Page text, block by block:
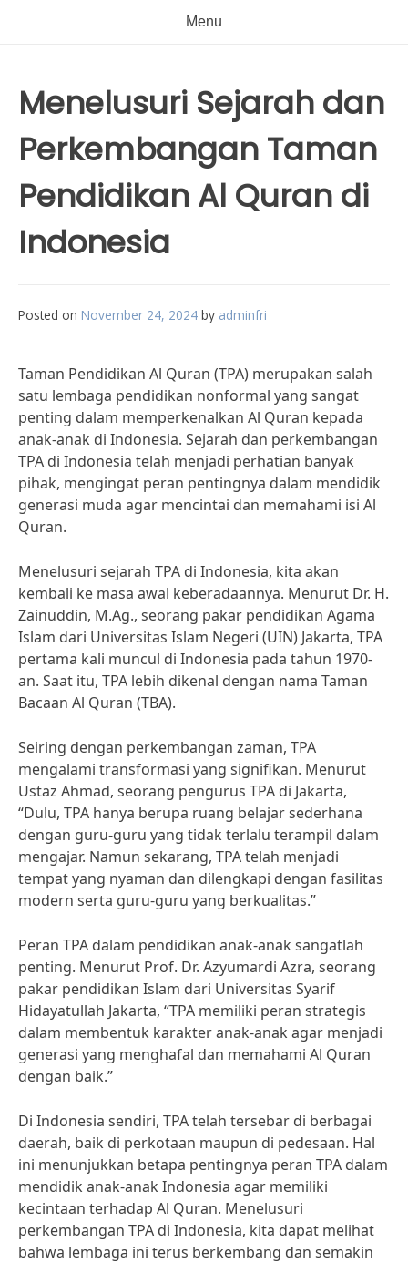
Menu
Menelusuri Sejarah dan
Perkembangan Taman
Pendidikan Al Quran di
Indonesia
Posted on November 24, 2024 by adminfri
Taman Pendidikan Al Quran (TPA) merupakan salah
satu lembaga pendidikan nonformal yang sangat
penting dalam memperkenalkan Al Quran kepada
anak-anak di Indonesia. Sejarah dan perkembangan
TPA di Indonesia telah menjadi perhatian banyak
pihak, mengingat peran pentingnya dalam mendidik
generasi muda agar mencintai dan memahami isi Al
Quran.
Menelusuri sejarah TPA di Indonesia, kita akan
kembali ke masa awal keberadaannya. Menurut Dr. H.
Zainuddin, M.Ag., seorang pakar pendidikan Agama
Islam dari Universitas Islam Negeri (UIN) Jakarta, TPA
pertama kali muncul di Indonesia pada tahun 1970-
an. Saat itu, TPA lebih dikenal dengan nama Taman
Bacaan Al Quran (TBA).
Seiring dengan perkembangan zaman, TPA
mengalami transformasi yang signifikan. Menurut
Ustaz Ahmad, seorang pengurus TPA di Jakarta,
“Dulu, TPA hanya berupa ruang belajar sederhana
dengan guru-guru yang tidak terlalu terampil dalam
mengajar. Namun sekarang, TPA telah menjadi
tempat yang nyaman dan dilengkapi dengan fasilitas
modern serta guru-guru yang berkualitas.”
Peran TPA dalam pendidikan anak-anak sangatlah
penting. Menurut Prof. Dr. Azyumardi Azra, seorang
pakar pendidikan Islam dari Universitas Syarif
Hidayatullah Jakarta, “TPA memiliki peran strategis
dalam membentuk karakter anak-anak agar menjadi
generasi yang menghafal dan memahami Al Quran
dengan baik.”
Di Indonesia sendiri, TPA telah tersebar di berbagai
daerah, baik di perkotaan maupun di pedesaan. Hal
ini menunjukkan betapa pentingnya peran TPA dalam
mendidik anak-anak Indonesia agar memiliki
kecintaan terhadap Al Quran. Menelusuri
perkembangan TPA di Indonesia, kita dapat melihat
bahwa lembaga ini terus berkembang dan semakin